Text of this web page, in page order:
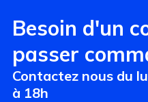
Besoin d'un
passer
Contactez nous du
à 18h